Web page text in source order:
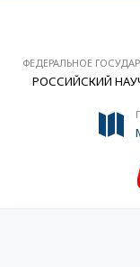
ФЕДЕРАЛЬНОЕ
РОССИЙСКИЙ